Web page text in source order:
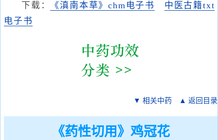
下载： 《滇南本草》chm电子书
中医古籍txt
电子书
▼ 相关中药 ▲ 返回目录
《药性切用》鸡冠花